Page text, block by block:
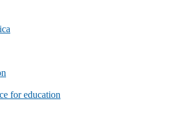
for education